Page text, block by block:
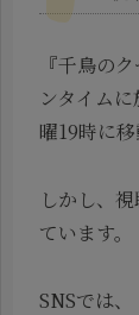
『千鳥の
ンタイム
曜19時に移
しかし、
ています。
SNSでは、